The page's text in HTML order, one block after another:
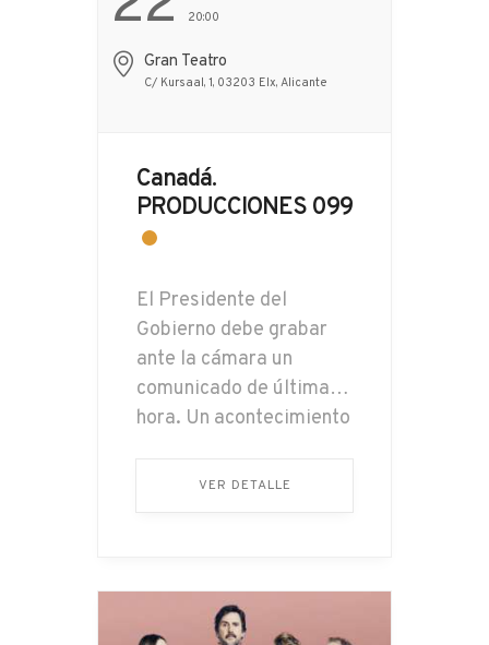
20:00
Gran Teatro
C/ Kursaal, 1, 03203 Elx, Alicante
Canadá.
PRODUCCIONES 099
El Presidente del
Gobierno debe grabar
ante la cámara un
comunicado de última
hora. Un acontecimiento
Planeta no vuelva a ser
no solo… ...
VER DETALLE